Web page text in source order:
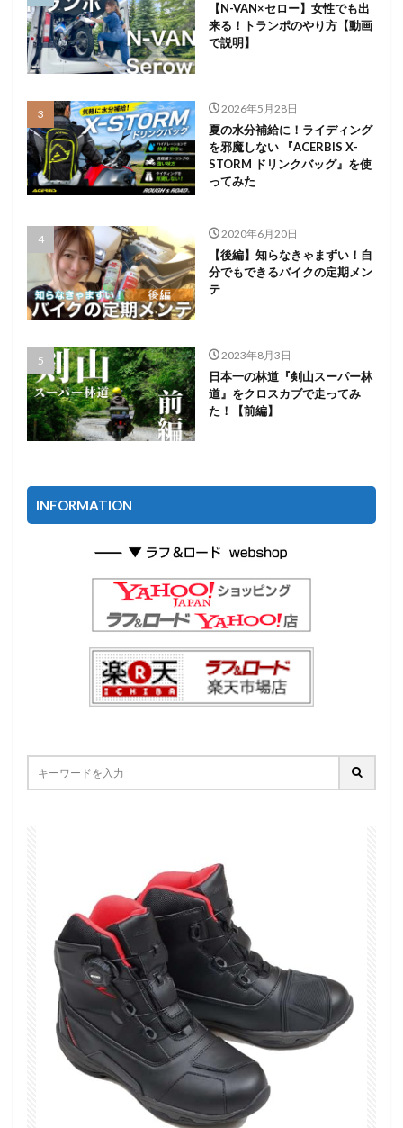
【N-VAN×セロー】女性でも出
来る！トランポのやり方【動画
で説明】
2026年5月28日
夏の水分補給に！ライディング
を邪魔しない 『ACERBIS X-
STORM ドリンクバッグ』を使
ってみた
2020年6月20日
【後編】知らなきゃまずい！自
分でもできるバイクの定期メン
テ
2023年8月3日
日本一の林道『剣山スーパー林
道』をクロスカブで走ってみ
た！【前編】
INFORMATION